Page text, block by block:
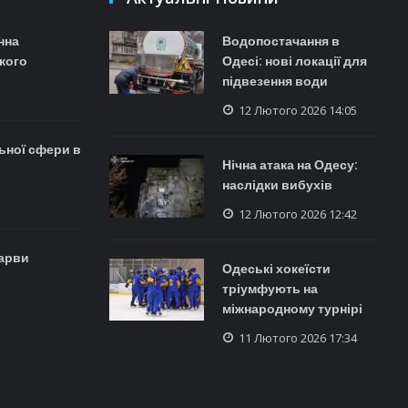
сфери в
Водопостачання в
Одесі: нові локації для
підвезення води
12 Лютого 2026 14:05
Нічна атака на Одесу:
наслідки вибухів
12 Лютого 2026 12:42
Одеські хокеїсти
тріумфують на
міжнародному турнірі
11 Лютого 2026 17:34